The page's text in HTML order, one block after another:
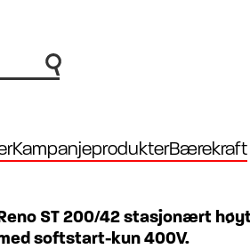
KampanjeprodukterBærekraft
ST 200/42 stasjonært
softstart-kun 400V.